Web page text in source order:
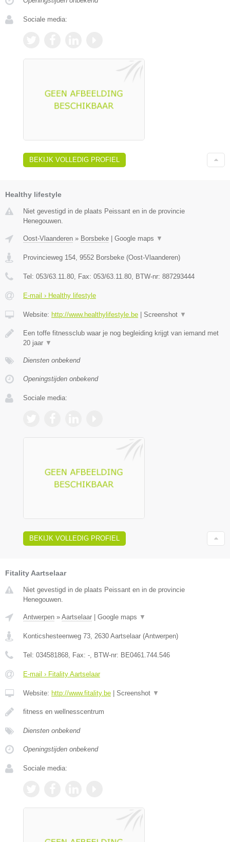
Sociale media:
BEKIJK VOLLEDIG PROFIEL
Healthy lifestyle
Niet gevestigd in de plaats Peissant en in de provincie
Henegouwen.
Oost-Vlaanderen » Borsbeke Google maps ▼
Provincieweg 154 9552 Borsbeke (Oost-Vlaanderen)
Tel: 053/63.11.80 , Fax: 053/63.11.80 , BTW-nr: 887293444
E-mail › Healthy lifestyle
Website: http://www.healthylifestyle.be Screenshot ▼
Een toffe fitnessclub waar je nog begleiding krijgt van iemand met
20 jaar ▼
Diensten onbekend
Openingstijden onbekend
Sociale media:
BEKIJK VOLLEDIG PROFIEL
Fitality Aartselaar
Niet gevestigd in de plaats Peissant en in de provincie
Henegouwen.
Antwerpen » Aartselaar | Google maps ▼
Konticshesteenweg 73 2630 Aartselaar (Antwerpen)
Tel: 034581868 , Fax: - , BTW-nr: BE0461.744.546
E-mail › Fitality Aartselaar
Website: http://www.fitality.be | Screenshot ▼
fitness en wellnesscentrum
Diensten onbekend
Openingstijden onbekend
Sociale media: